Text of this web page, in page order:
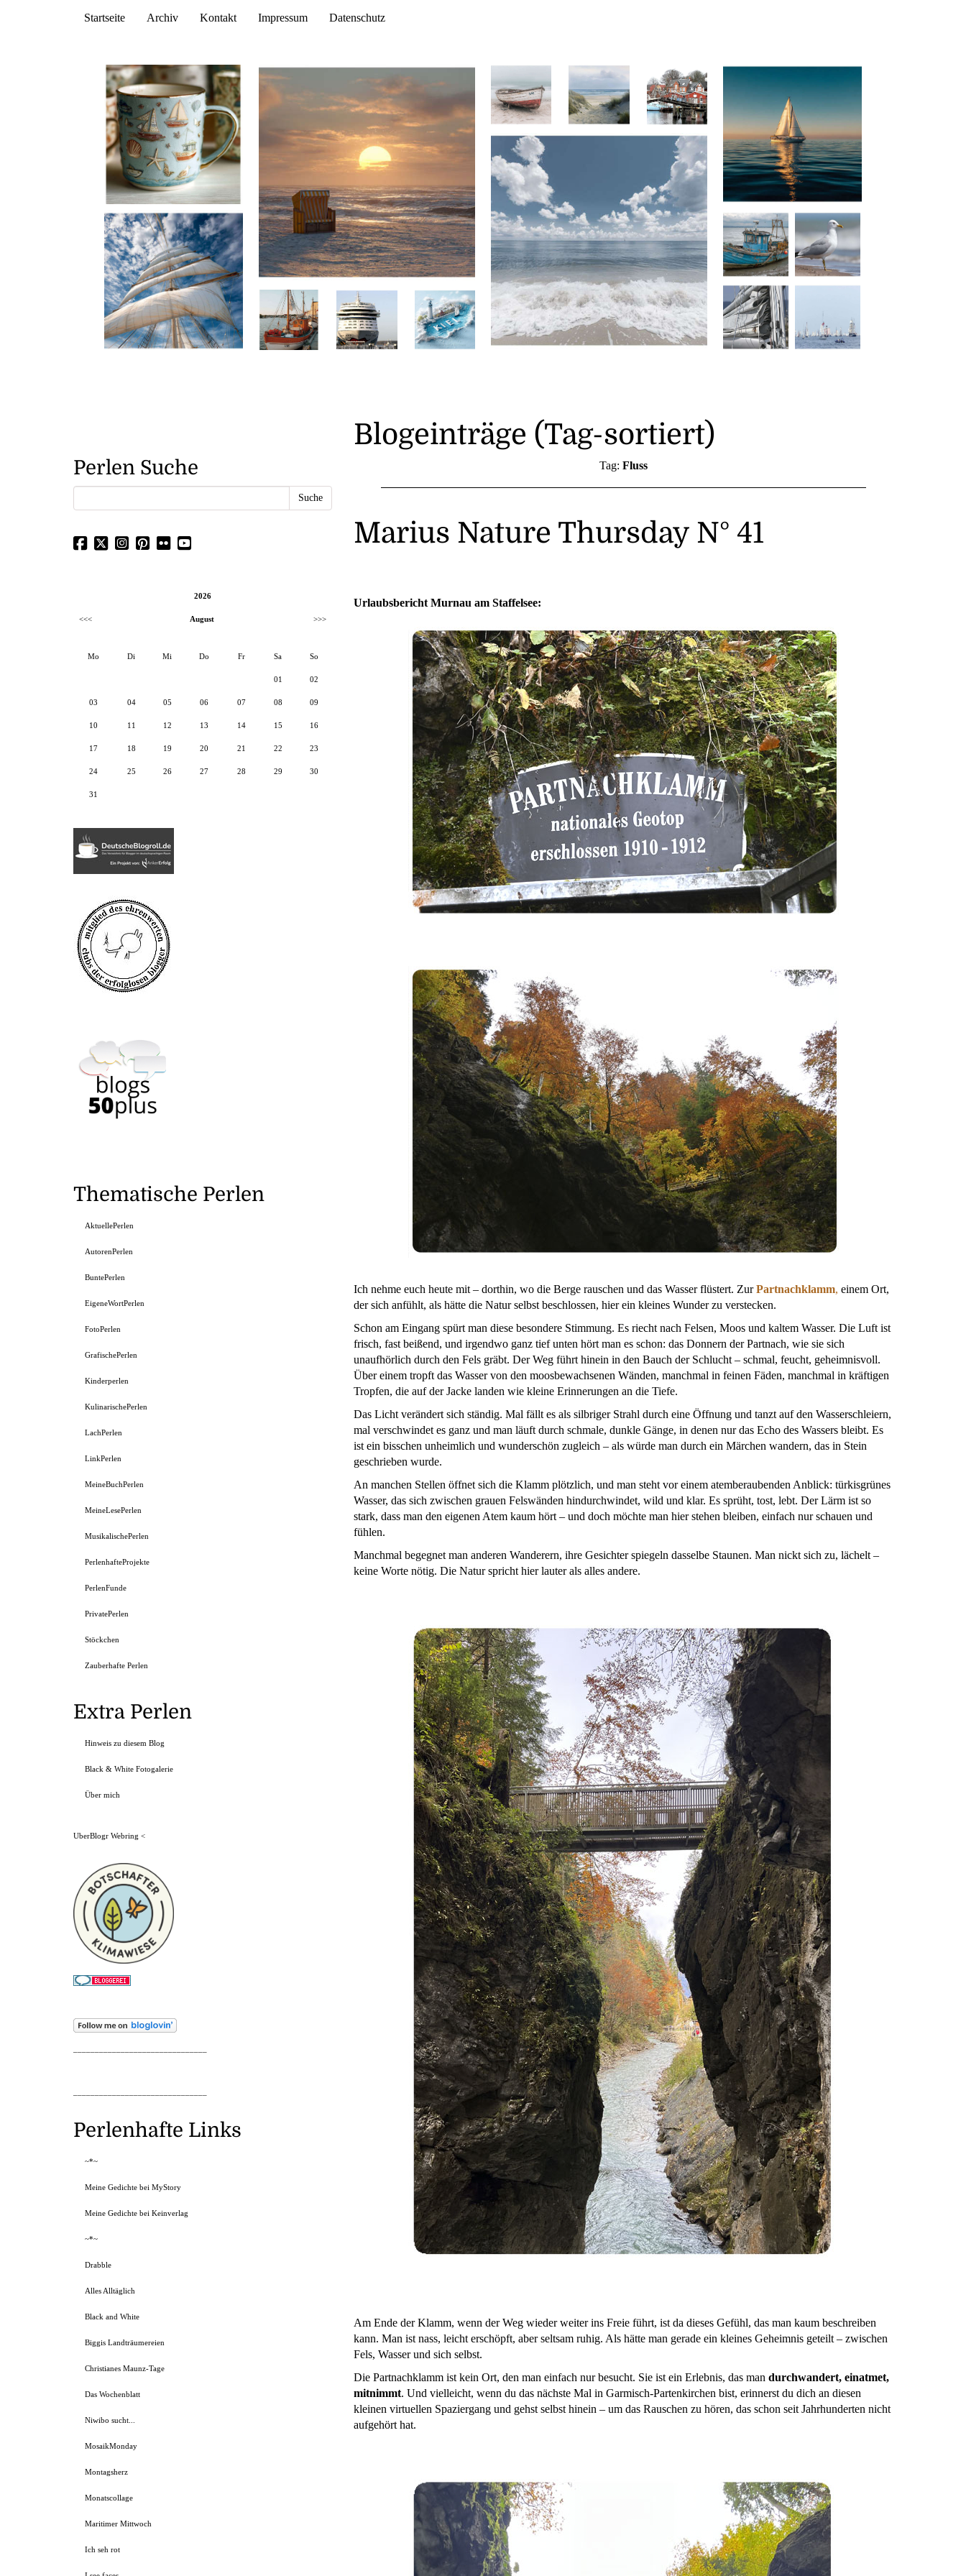
Startseite Archiv Kontakt Impressum Datenschutz
Blogeinträge (Tag-sortiert)
Tag: Fluss
Marius Nature Thursday N° 41
Urlaubsbericht Murnau am Staffelsee:
Ich nehme euch heute mit – dorthin, wo die Berge rauschen und das Wasser flüstert. ZurPartnachklamm, einem Ort,
der sich anfühlt, als hätte die Natur selbst beschlossen, hier ein kleines Wunder zu verstecken.
Schon am Eingang spürt man diese besondere Stimmung. Es riecht nach Felsen, Moos und kaltem Wasser. Die Luft ist
frisch, fast beißend, und irgendwo ganz tief unten hört man es schon: das Donnern der Partnach, wie sie sich
unaufhörlich durch den Fels gräbt. Der Weg führt hinein in den Bauch der Schlucht – schmal, feucht, geheimnisvoll.
Über einem tropft das Wasser von den moosbewachsenen Wänden, manchmal in feinen Fäden, manchmal in kräftigen
Tropfen, die auf der Jacke landen wie kleine Erinnerungen an die Tiefe.
Das Licht verändert sich ständig. Mal fällt es als silbriger Strahl durch eine Öffnung und tanzt auf den Wasserschleiern,
mal verschwindet es ganz und man läuft durch schmale, dunkle Gänge, in denen nur das Echo des Wassers bleibt. Es
ist ein bisschen unheimlich und wunderschön zugleich – als würde man durch ein Märchen wandern, das in Stein
geschrieben wurde.
An manchen Stellen öffnet sich die Klamm plötzlich, und man steht vor einem atemberaubenden Anblick: türkisgrünes
Wasser, das sich zwischen grauen Felswänden hindurchwindet, wild und klar. Es sprüht, tost, lebt. Der Lärm ist so
stark, dass man den eigenen Atem kaum hört – und doch möchte man hier stehen bleiben, einfach nur schauen und
fühlen.
Manchmal begegnet man anderen Wanderern, ihre Gesichter spiegeln dasselbe Staunen. Man nickt sich zu, lächelt –
keine Worte nötig. Die Natur spricht hier lauter als alles andere.
Am Ende der Klamm, wenn der Weg wieder weiter ins Freie führt, ist da dieses Gefühl, das man kaum beschreiben
kann. Man ist nass, leicht erschöpft, aber seltsam ruhig. Als hätte man gerade ein kleines Geheimnis geteilt – zwischen
Fels, Wasser und sich selbst.
Die Partnachklamm ist kein Ort, den man einfach nur besucht. Sie ist ein Erlebnis, das man durchwandert, einatmet,
mitnimmt. Und vielleicht, wenn du das nächste Mal in Garmisch-Partenkirchen bist, erinnerst du dich an diesen
kleinen virtuellen Spaziergang und gehst selbst hinein – um das Rauschen zu hören, das schon seit Jahrhunderten nicht
aufgehört hat.
Perlen Suche
2026
<<< August >>>
Mo Di Mi Do Fr Sa So
01 02
03 04 05 06 07 08 09
10 11 12 13 14 15 16
17 18 19 20 21 22 23
24 25 26 27 28 29 30
31
Thematische Perlen
AktuellePerlen
AutorenPerlen
BuntePerlen
EigeneWortPerlen
FotoPerlen
GrafischePerlen
Kinderperlen
KulinarischePerlen
LachPerlen
LinkPerlen
MeineBuchPerlen
MeineLesePerlen
MusikalischePerlen
PerlenhafteProjekte
PerlenFunde
PrivatePerlen
Stöckchen
Zauberhafte Perlen
Extra Perlen
Hinweis zu diesem Blog
Black & White Fotogalerie
Über mich
UberBlogr Webring <
Perlenhafte Links
~*~
Meine Gedichte bei MyStory
Meine Gedichte bei Keinverlag
~*~
Drabble
Alles Alltäglich
Black and White
Biggis Landträumereien
Christianes Maunz-Tage
Das Wochenblatt
Niwibo sucht...
MosaikMonday
Montagsherz
Monatscollage
Maritimer Mittwoch
Ich seh rot